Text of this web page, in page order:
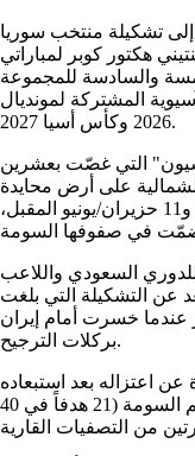
تشكيلة منتخب سوريا
هكتور كوبر لمباراتي
والسادسة للمجموعة
المشتركة لمونديال
2026 وكأس أسيا 2027.
التي غصّت بعشرين
على أرض محايدة
في لاوس واليابان في هيروشيما في 6 و11 حزيران/يونيو المقبل،
للدوري السعودي واللاعب
عن التشكيلة التي بلغت
عندما خسرت أمام إيران
بركلات الترجيح.
عن اعتزاله بعد استبعاده
وانتقاده الاتحاد المحلي للعبة، لم يرد اسم السومة (21 هدفاً في 40